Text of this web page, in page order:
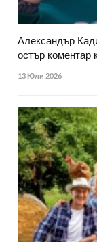
Александър
остър коментар
13 Юли 2026